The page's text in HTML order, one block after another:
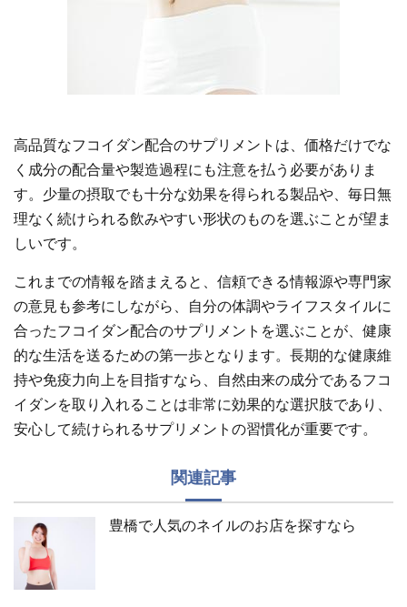
高品質なフコイダン配合のサプリメントは、価格だけでな
く成分の配合量や製造過程にも注意を払う必要がありま
す。少量の摂取でも十分な効果を得られる製品や、毎日無
理なく続けられる飲みやすい形状のものを選ぶことが望ま
しいです。
これまでの情報を踏まえると、信頼できる情報源や専門家
の意見も参考にしながら、自分の体調やライフスタイルに
合ったフコイダン配合のサプリメントを選ぶことが、健康
的な生活を送るための第一歩となります。長期的な健康維
持や免疫力向上を目指すなら、自然由来の成分であるフコ
イダンを取り入れることは非常に効果的な選択肢であり、
安心して続けられるサプリメントの習慣化が重要です。
関連記事
豊橋で人気のネイルのお店を探すなら